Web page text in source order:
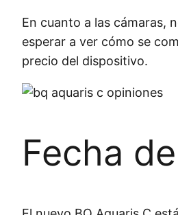
En cuanto a las cámaras,
esperar a ver cómo se
precio del dispositivo.
Fecha